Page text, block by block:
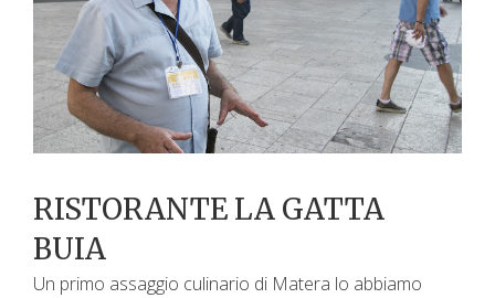
RISTORANTE LA GATTA
BUIA
Un primo assaggio culinario di Matera lo abbiamo